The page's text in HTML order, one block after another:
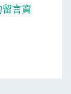
言資